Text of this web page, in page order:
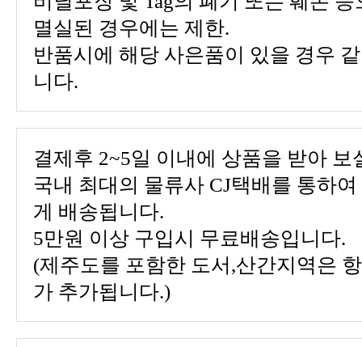
멸실된 경우에는 제한.
니다.
결제후 2~5일 이내에 상품을 받아 보
게 배송됩니다.
5만원 이상 구입시 무료배송입니다.
가 추가됩니다.)